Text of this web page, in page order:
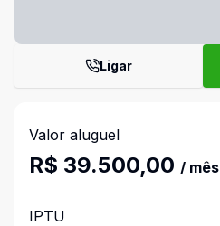
Ligar
Valor aluguel
R$ 39.500,00 / mês
IPTU